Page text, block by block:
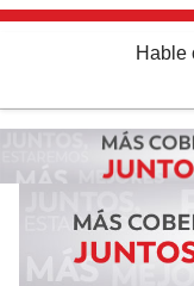
Hable